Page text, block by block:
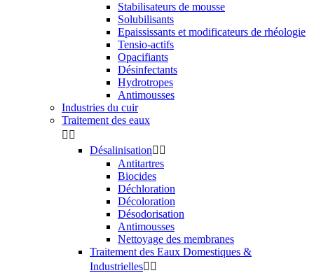
Stabilisateurs de mousse
Solubilisants
Epaississants et modificateurs de rhéologie
Tensio-actifs
Opacifiants
Désinfectants
Hydrotropes
Antimousses
Industries du cuir
Traitement des eaux
 
Désalinisation 
Antitartres
Biocides
Déchloration
Décoloration
Désodorisation
Antimousses
Nettoyage des membranes
Traitement des Eaux Domestiques &
Industrielles 